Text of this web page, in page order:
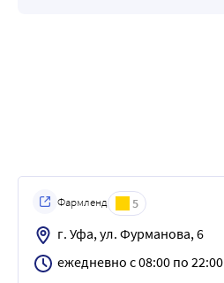
Фармленд 5
г. Уфа, ул. Фурманова, 6
ежедневно с 08:00 по 22:00